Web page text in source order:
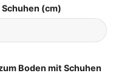
(cm)
Boden mit Schuhen